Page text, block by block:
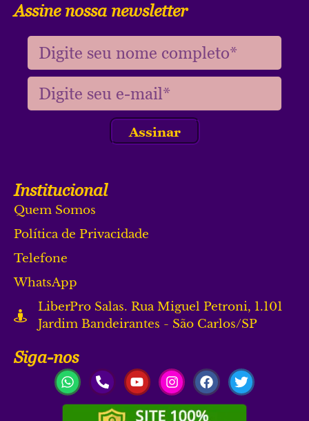
Assine nossa newsletter
Assinar
Institucional
Quem Somos
Política de Privacidade
Telefone
WhatsApp
LiberPro Salas. Rua Miguel Petroni, 1.101
Jardim Bandeirantes - São Carlos/SP
Siga-nos